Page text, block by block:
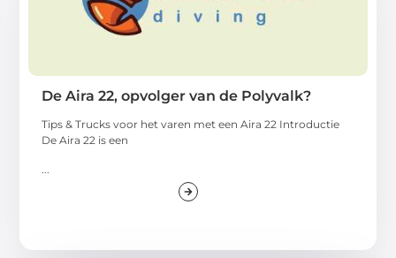
De Aira 22, opvolger van de Polyvalk?
Tips & Trucks voor het varen met een Aira 22 Introductie
De Aira 22 is een